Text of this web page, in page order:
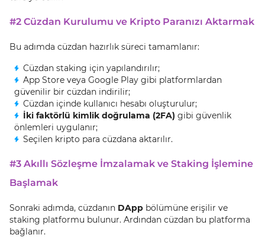
#2 Cüzdan Kurulumu ve Kripto Paranızı Aktarmak
Bu adımda cüzdan hazırlık süreci tamamlanır:
Cüzdan staking için yapılandırılır;
App Store veya Google Play gibi platformlardan
güvenilir bir cüzdan indirilir;
Cüzdan içinde kullanıcı hesabı oluşturulur;
İki faktörlü kimlik doğrulama (2FA) gibi güvenlik
önlemleri uygulanır;
Seçilen kripto para cüzdana aktarılır.
#3 Akıllı Sözleşme İmzalamak ve Staking İşlemine
Başlamak
Sonraki adımda, cüzdanın DApp bölümüne erişilir ve
staking platformu bulunur. Ardından cüzdan bu platforma
bağlanır.